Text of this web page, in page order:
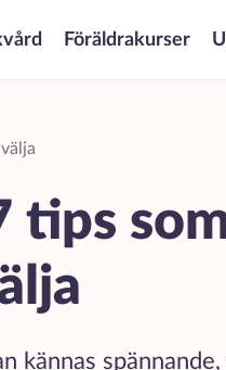
Föräldrakurser
tips
kännas